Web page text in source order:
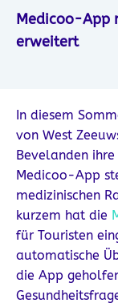
Medicoo-App
erweitert
In diesem
von West
Bevelanden
Medicoo-App
medizinischen
kurzem hat die
für Touristen
automatische
die App